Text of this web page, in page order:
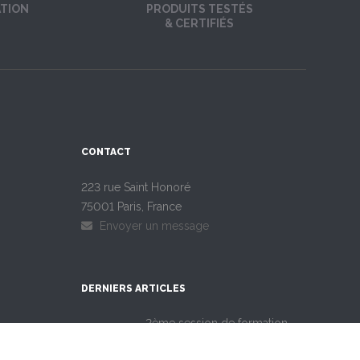
PRODUITS TESTÉS
& CERTIFIÉS
CONTACT
223 rue Saint Honoré
75001 Paris, France
Envoyer un message
DERNIERS ARTICLES
2ème session de formation